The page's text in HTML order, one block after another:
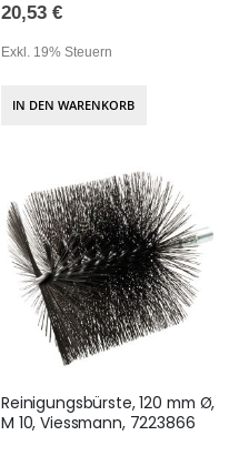
20,53 €
Exkl. 19% Steuern
IN DEN WARENKORB
Reinigungsbürste, 120 mm Ø,
M 10, Viessmann, 7223866